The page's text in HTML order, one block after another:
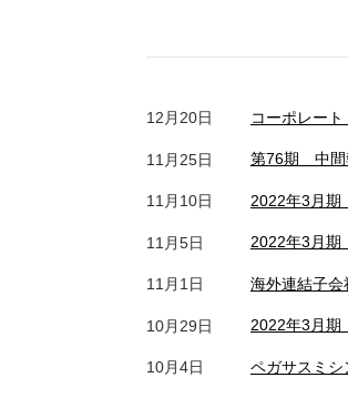
12月20日 コーポレー
11月25日 第76期 中間
11月10日 2022年3月期
11月5日 2022年3月期
11月1日 海外連結子
10月29日 2022年3月期
10月4日 ペガサスミ